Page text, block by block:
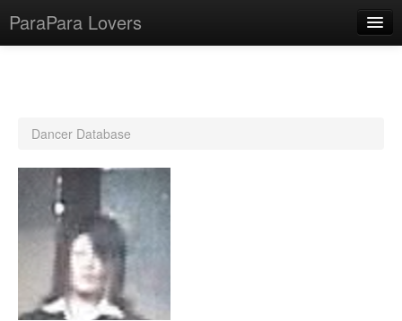
ParaPara Lovers
TechPara Video Database
CD Database
Lesson Database
English
Dancer Database